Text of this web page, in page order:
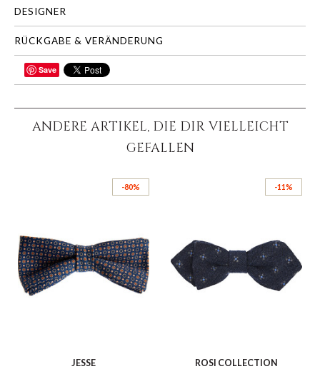
DESIGNER
RÜCKGABE & VERÄNDERUNG
TEILEN
Save
ANDERE ARTIKEL, DIE DIR VIELLEICHT
GEFALLEN
-80%
JESSE
-11%
ROSI COLLECTION